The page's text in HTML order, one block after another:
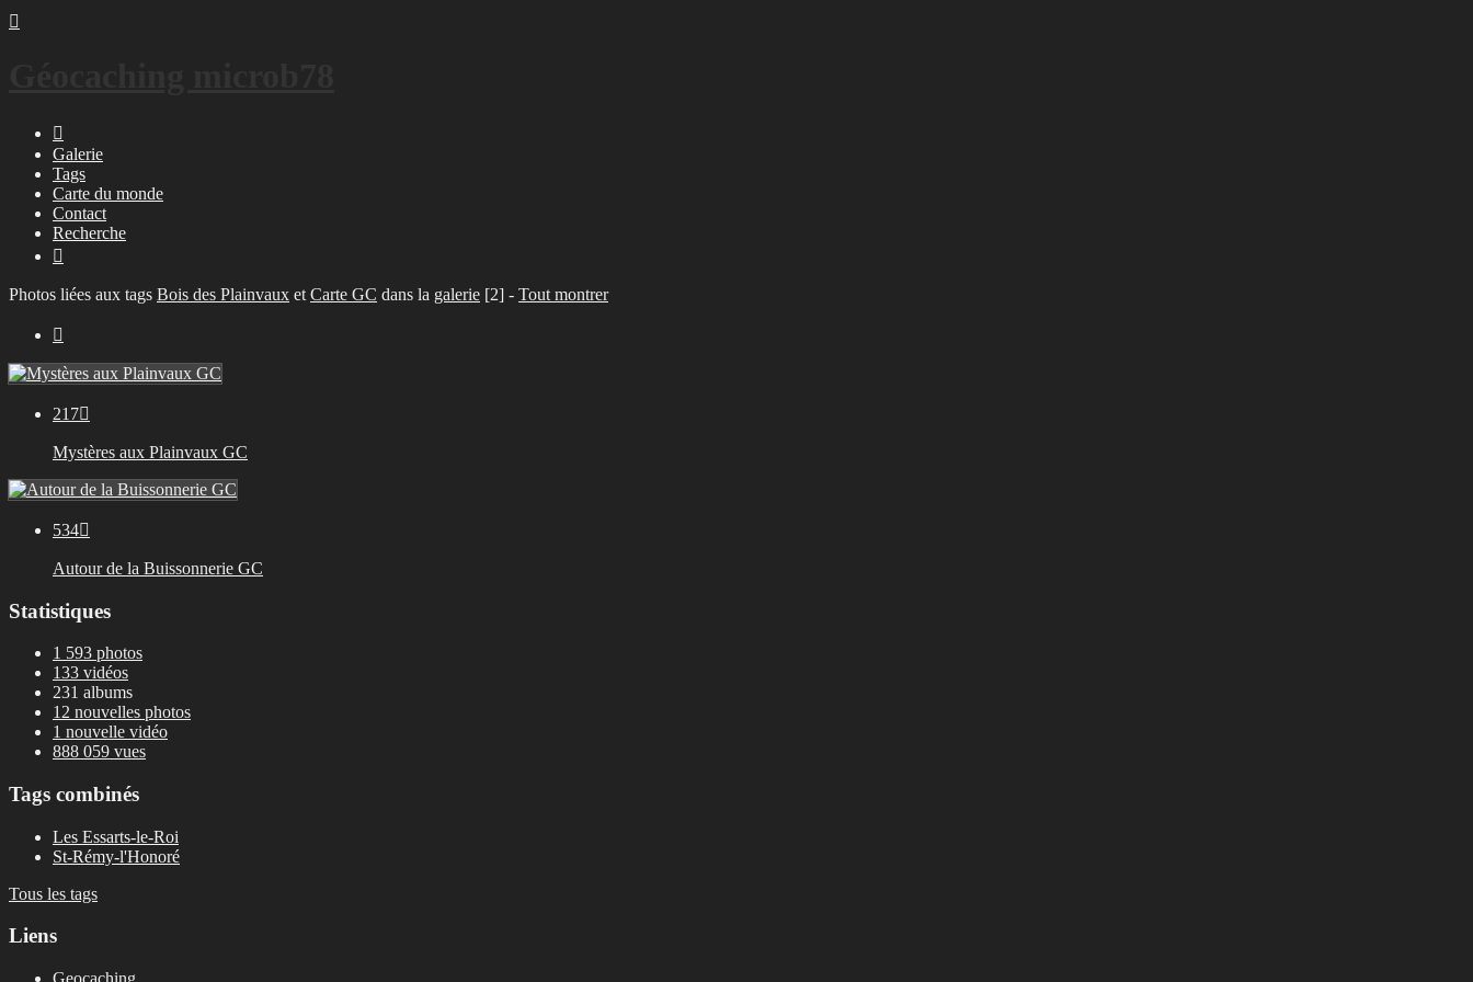


Galerie
Tags
Carte du monde
Contact
Recherche

Photos liées aux tags Bois des Plainvaux et Carte GC dans la galerie [2] - Tout montrer

217
Mystères aux Plainvaux GC
534
Autour de la Buissonnerie GC
Statistiques
1 593 photos
133 vidéos
231 albums
12 nouvelles photos
1 nouvelle vidéo
888 059 vues
Tags combinés
Les Essarts-le-Roi
St-Rémy-l'Honoré
Tous les tags
Liens